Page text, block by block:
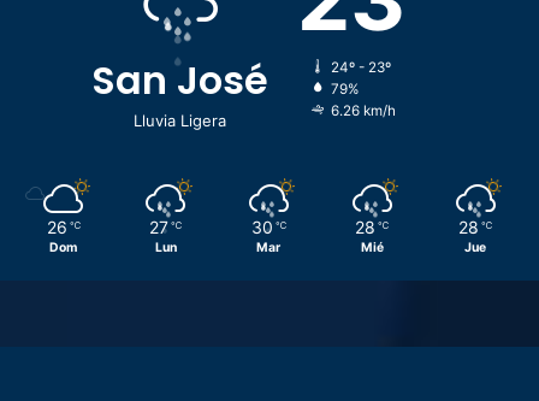
San José
Lluvia Ligera
24º - 23º
79%
6.26 km/h
26 ℃
Dom
27 ℃
Lun
30 ℃
Mar
28 ℃
Mié
28 ℃
Jue